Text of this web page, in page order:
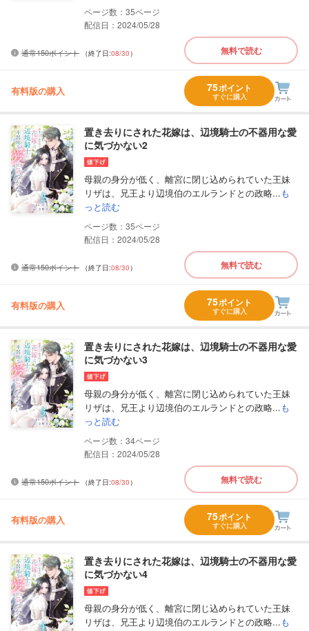
35
配信日：2024/05/28
通常150ポイント （終了日:08/30） 無料で読む
有料版の購入 75ポイント
すぐに購入
置き去りにされた花嫁は、辺境騎士の不器用な愛
に気づかない2
母親の身分が低く、離宮に閉じ込められていた王妹
リザは、兄王より辺境伯のエルランドとの政略...も
っと読む
35
配信日：2024/05/28
通常150ポイント （終了日:08/30） 無料で読む
有料版の購入 75ポイント
すぐに購入
置き去りにされた花嫁は、辺境騎士の不器用な愛
に気づかない3
母親の身分が低く、離宮に閉じ込められていた王妹
リザは、兄王より辺境伯のエルランドとの政略...も
っと読む
34
配信日：2024/05/28
通常150ポイント （終了日:08/30） 無料で読む
有料版の購入 75ポイント
すぐに購入
置き去りにされた花嫁は、辺境騎士の不器用な愛
に気づかない4
母親の身分が低く、離宮に閉じ込められていた王妹
リザは、兄王より辺境伯のエルランドとの政略...も